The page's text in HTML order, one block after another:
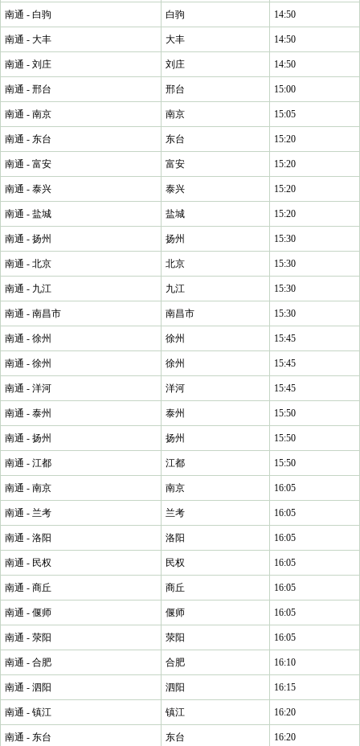
南通 - 白驹 白驹 14:50
南通 - 大丰 大丰 14:50
南通 - 刘庄 刘庄 14:50
南通 - 邢台 邢台 15:00
南通 - 南京 南京 15:05
南通 - 东台 东台 15:20
南通 - 富安 富安 15:20
南通 - 泰兴 泰兴 15:20
南通 - 盐城 盐城 15:20
南通 - 扬州 扬州 15:30
南通 - 北京 北京 15:30
南通 - 九江 九江 15:30
南通 - 南昌市 南昌市 15:30
南通 - 徐州 徐州 15:45
南通 - 徐州 徐州 15:45
南通 - 洋河 洋河 15:45
南通 - 泰州 泰州 15:50
南通 - 扬州 扬州 15:50
南通 - 江都 江都 15:50
南通 - 南京 南京 16:05
南通 - 兰考 兰考 16:05
南通 - 洛阳 洛阳 16:05
南通 - 民权 民权 16:05
南通 - 商丘 商丘 16:05
南通 - 偃师 偃师 16:05
南通 - 荥阳 荥阳 16:05
南通 - 合肥 合肥 16:10
南通 - 泗阳 泗阳 16:15
南通 - 镇江 镇江 16:20
南通 - 东台 东台 16:20